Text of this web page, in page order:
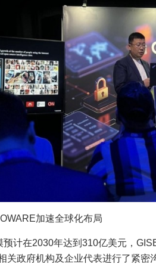
加速全球化布局
预计在2030年达到310亿美元，
关政府机构及企业代表进行了紧密